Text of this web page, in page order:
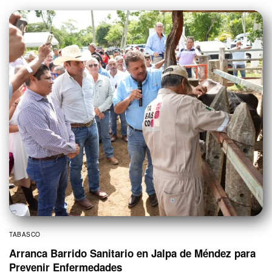
TABASCO
Arranca Barrido Sanitario en Jalpa de Méndez para
Prevenir Enfermedades